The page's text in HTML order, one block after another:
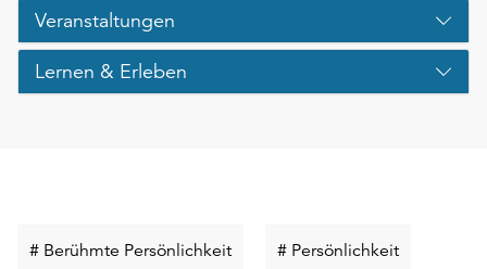
Veranstaltungen
Lernen & Erleben
# Berühmte PersönlichkeitSchlüsselwort
# Persönlichkeit